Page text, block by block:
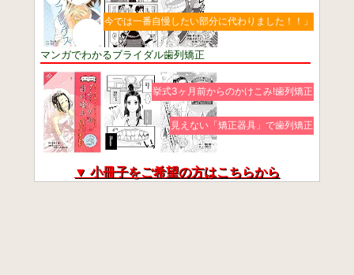
今では一番自慢したい部分に代わりました！！」
マンガでわかるブライダル歯列矯正
挙式3ヶ月前からのかけこみ!歯列矯正
見えない「矯正器具」で歯列矯正
▼ 小冊子をご希望の方はこちらから